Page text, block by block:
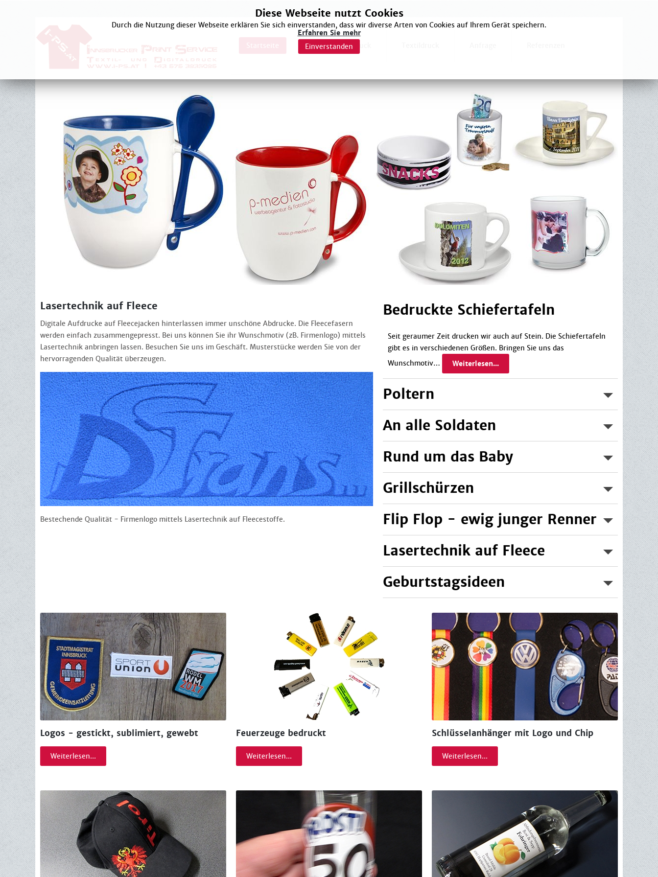
Startseite Sublimationsdruck
Diese Webseite nutzt Cookies
Durch die Nutzung dieser Webseite erklären Sie sich einverstanden, dass wir diverse Arten von Cookies auf Ihrem Gerät speichern.
Erfahren Sie mehr
Einverstanden
Lasertechnik auf Fleece
Digitale Aufdrucke auf Fleecejacken hinterlassen immer unschöne Abdrucke. Die Fleecefasern
werden einfach zusammengepresst. Bei uns können Sie ihr Wunschmotiv (zB. Firmenlogo) mittels
Lasertechnik anbringen lassen. Besuchen Sie uns im Geschäft. Musterstücke werden Sie von der
hervorragenden Qualität überzeugen.
Bestechende Qualität - Firmenlogo mittels Lasertechnik auf Fleecestoffe.
Bedruckte Schiefertafeln
Seit geraumer Zeit drucken wir auch auf Stein. Die Schiefertafeln
gibt es in verschiedenen Größen. Bringen Sie uns das
Wunschmotiv… Weiterlesen...
Poltern
Weiterlesen...
An alle Soldaten
Weiterlesen...
Rund um das Baby
Grillschürzen
Weiterlesen...
Flip Flop - ewig junger Renner
Lasertechnik auf Fleece
Geburtstagsideen
Weiterlesen...
Logos - gestickt, sublimiert, gewebt
Weiterlesen...
Feuerzeuge bedruckt
Weiterlesen...
Schlüsselanhänger mit Logo und Chip
Weiterlesen...